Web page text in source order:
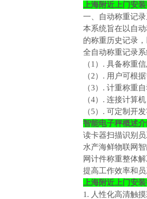
上海附近上门安
一、自动称重记
本系统旨在以自
的称重历史记录
全自动称重记录
（1）. 具备称重
（2）. 用户可根
（3）. 计重称重
（4）. 连接计算
（5）. 可定制开
智能电子秤概述
读卡器扫描识别
水产海鲜物联网
网计件称重整体
提高工作效率和
上海附近上门安
1. 人性化高清触